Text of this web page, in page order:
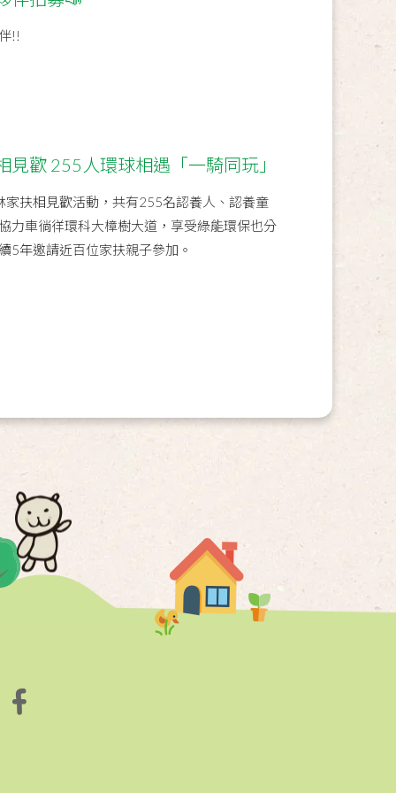
!!
見歡 255人環球相遇「一騎同玩」
家扶相見歡活動，共有255名認養人、認養童
力車徜徉環科大樟樹大道，享受綠能環保也分
5年邀請近百位家扶親子參加。